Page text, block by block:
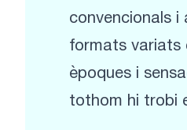
convencionals i
formats variats
èpoques i
tothom hi trobi